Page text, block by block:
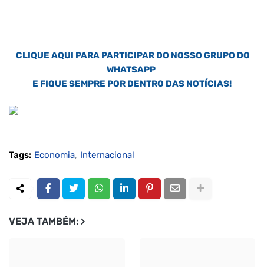
CLIQUE AQUI PARA PARTICIPAR DO NOSSO GRUPO DO
WHATSAPP
E FIQUE SEMPRE POR DENTRO DAS NOTÍCIAS!
Tags: Economia Internacional
VEJA TAMBÉM: